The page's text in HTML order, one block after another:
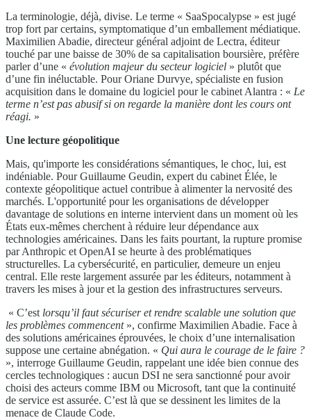
La terminologie, déjà, divise. Le terme « SaaSpocalypse » est jugé
trop fort par certains, symptomatique d’un emballement médiatique.
Maximilien Abadie, directeur général adjoint de Lectra, éditeur
touché par une baisse de 30% de sa capitalisation boursière, préfère
parler d’une « évolution majeur du secteur logiciel » plutôt que
d’une fin inéluctable. Pour Oriane Durvye, spécialiste en fusion
acquisition dans le domaine du logiciel pour le cabinet Alantra : « Le
terme n’est pas abusif si on regarde la manière dont les cours ont
réagi. »
Une lecture géopolitique
Mais, qu'importe les considérations sémantiques, le choc, lui, est
indéniable. Pour Guillaume Geudin, expert du cabinet Élée, le
contexte géopolitique actuel contribue à alimenter la nervosité des
marchés. L'opportunité pour les organisations de développer
davantage de solutions en interne intervient dans un moment où les
États eux-mêmes cherchent à réduire leur dépendance aux
technologies américaines. Dans les faits pourtant, la rupture promise
par Anthropic et OpenAI se heurte à des problématiques
structurelles. La cybersécurité, en particulier, demeure un enjeu
central. Elle reste largement assurée par les éditeurs, notamment à
travers les mises à jour et la gestion des infrastructures serveurs.
« C’estlorsqu’il faut sécuriser et rendre scalable une solution que
les problèmes commencent », confirme Maximilien Abadie. Face à
des solutions américaines éprouvées, le choix d’une internalisation
suppose une certaine abnégation. « Qui aura le courage de le faire ?
», interroge Guillaume Geudin, rappelant une idée bien connue des
cercles technologiques : aucun DSI ne sera sanctionné pour avoir
choisi des acteurs comme IBM ou Microsoft, tant que la continuité
de service est assurée. C’est là que se dessinent les limites de la
menace de Claude Code.